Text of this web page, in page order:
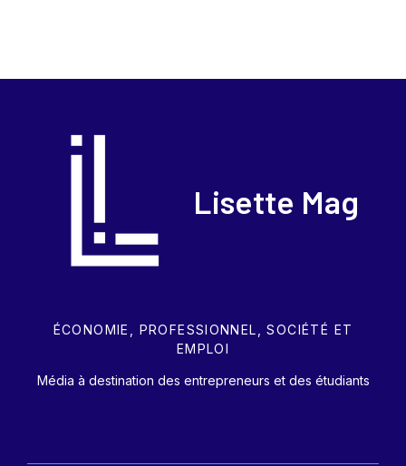
Lisette Mag
ÉCONOMIE, PROFESSIONNEL, SOCIÉTÉ ET
EMPLOI
Média à destination des entrepreneurs et des étudiants